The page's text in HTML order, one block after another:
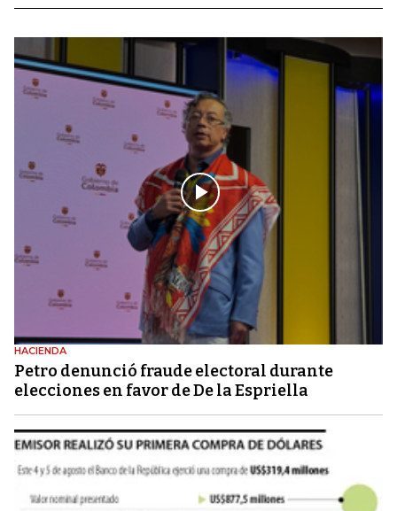
HACIENDA
Petro denunció fraude electoral durante
elecciones en favor de De la Espriella